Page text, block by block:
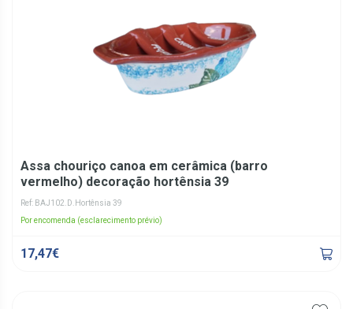
Assa chouriço canoa em cerâmica (barro
vermelho) decoração hortênsia 39
Ref: BAJ102.D.Hortênsia 39
Por encomenda (esclarecimento prévio)
17,47€